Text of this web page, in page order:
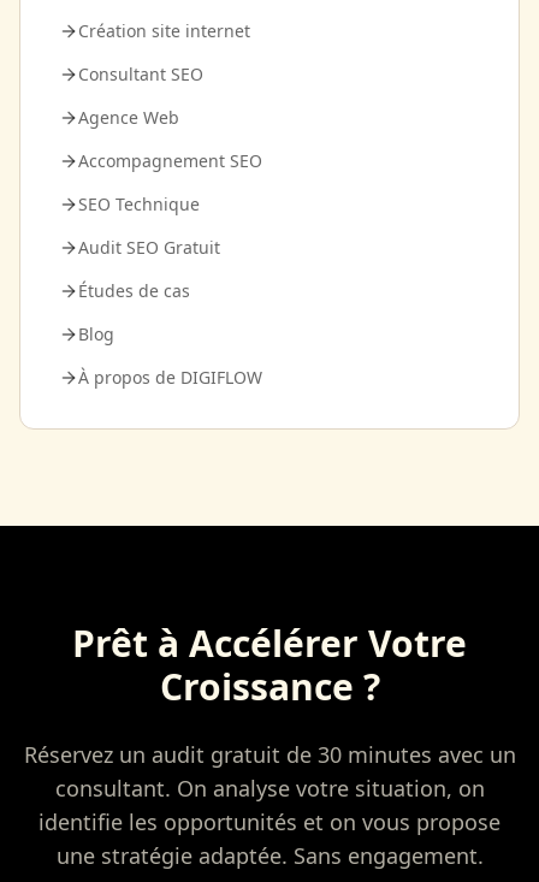
Création site internet
Consultant SEO
Agence Web
Accompagnement SEO
SEO Technique
Audit SEO Gratuit
Études de cas
Blog
À propos de DIGIFLOW
Prêt à Accélérer Votre
Croissance ?
Réservez un audit gratuit de 30 minutes avec un
consultant. On analyse votre situation, on
identifie les opportunités et on vous propose
une stratégie adaptée. Sans engagement.